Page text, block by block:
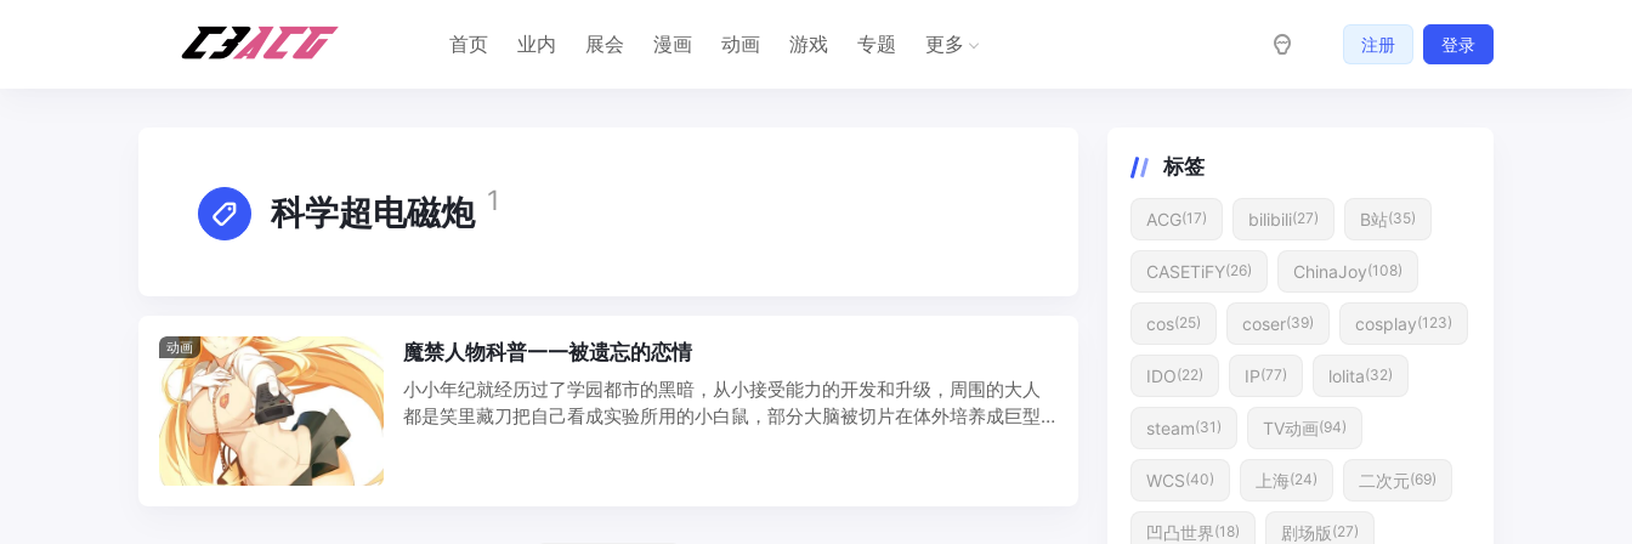
首页 业内 展会 漫画 动画 游戏 专题 更多 注册 登录
科学超电磁炮 1
动画 魔禁人物科普——被遗忘的恋情
小小年纪就经历过了学园都市的黑暗，从小接受能力的开发和升级，周围的大人
都是笑里藏刀把自己看成实验所用的小白鼠，部分大脑被切片在体外培养成巨型
标签
ACG(17) bilibili(27) B站(35)
CASETiFY(26) ChinaJoy(108)
cos(25) coser(39) cosplay(123)
IDO(22) IP(77) lolita(32)
steam(31) TV动画(94)
WCS(40) 上海(24) 二次元(69)
凹凸世界(18) 剧场版(27)